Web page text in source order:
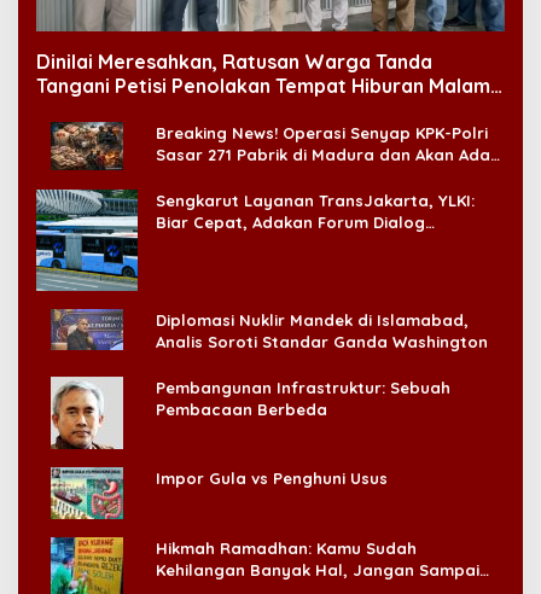
Dinilai Meresahkan, Ratusan Warga Tanda
Tangani Petisi Penolakan Tempat Hiburan Malam
Breaking News! Operasi Senyap KPK-Polri
Sasar 271 Pabrik di Madura dan Akan Ada
Sengkarut Layanan TransJakarta, YLKI:
Biar Cepat, Adakan Forum Dialog
Diplomasi Nuklir Mandek di Islamabad,
Analis Soroti Standar Ganda Washington
Pembangunan Infrastruktur: Sebuah
Pembacaan Berbeda
Impor Gula vs Penghuni Usus
Hikmah Ramadhan: Kamu Sudah
Kehilangan Banyak Hal, Jangan Sampai